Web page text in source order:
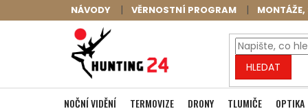
na
NÁVODY VĚRNOSTNÍ PROGRAM MONTÁŽE,
HLEDAT
NOČNÍ VIDĚNÍ TERMOVIZE DRONY TLUMIČE OPTIKA